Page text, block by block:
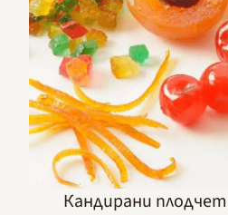
Кандирани